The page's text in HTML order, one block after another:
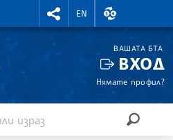
RIGHTMENU.SOCIAL
EN
ВАЛУТНИ
ВАШАТА БТА
ВХОД
Нямате профил?